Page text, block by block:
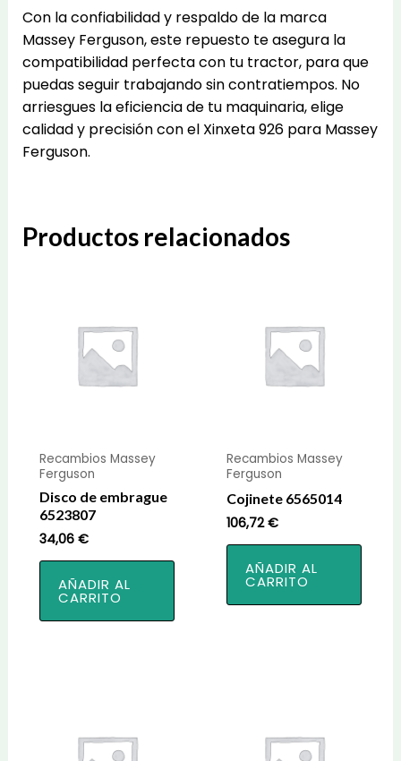
Con la confiabilidad y respaldo de la marca
Massey Ferguson, este repuesto te asegura la
compatibilidad perfecta con tu tractor, para que
puedas seguir trabajando sin contratiempos. No
arriesgues la eficiencia de tu maquinaria, elige
calidad y precisión con el Xinxeta 926 para Massey
Ferguson.
Productos relacionados
Recambios Massey
Ferguson
Disco de embrague
6523807
34,06 €
AÑADIR AL
CARRITO
Recambios Massey
Ferguson
Cojinete 6565014
106,72€
AÑADIR AL
CARRITO